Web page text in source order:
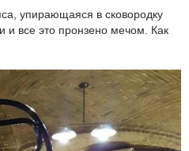
упирающаяся в сковородку
все это пронзено мечом. Как